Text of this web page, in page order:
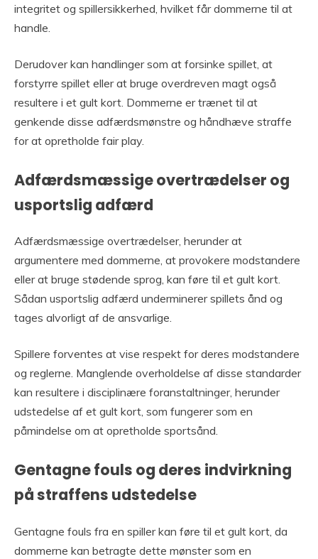
integritet og spillersikkerhed, hvilket får dommerne til at
handle.
Derudover kan handlinger som at forsinke spillet, at
forstyrre spillet eller at bruge overdreven magt også
resultere i et gult kort. Dommerne er trænet til at
genkende disse adfærdsmønstre og håndhæve straffe
for at opretholde fair play.
Adfærdsmæssige overtrædelser og
usportslig adfærd
Adfærdsmæssige overtrædelser, herunder at
argumentere med dommerne, at provokere modstandere
eller at bruge stødende sprog, kan føre til et gult kort.
Sådan usportslig adfærd underminerer spillets ånd og
tages alvorligt af de ansvarlige.
Spillere forventes at vise respekt for deres modstandere
og reglerne. Manglende overholdelse af disse standarder
kan resultere i disciplinære foranstaltninger, herunder
udstedelse af et gult kort, som fungerer som en
påmindelse om at opretholde sportsånd.
Gentagne fouls og deres indvirkning
på straffens udstedelse
Gentagne fouls fra en spiller kan føre til et gult kort, da
dommerne kan betragte dette mønster som en